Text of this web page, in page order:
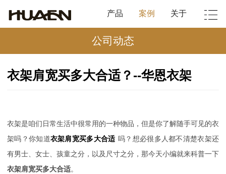
产品 案例 关于
公司动态
衣架肩宽买多大合适？--华恩衣架
衣架是咱们日常生活中很常用的一种物品，但是你了解随手可见的衣
架吗？你知道衣架肩宽买多大合适 吗？想必很多人都不清楚衣架还
有男士、女士、孩童之分，以及尺寸之分，那今天小编就来科普一下
衣架肩宽买多大合适。